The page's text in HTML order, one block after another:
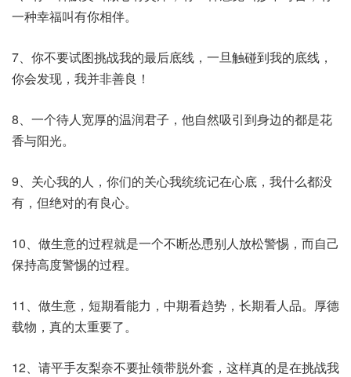
一种幸福叫有你相伴。
7、你不要试图挑战我的最后底线，一旦触碰到我的底线，
你会发现，我并非善良！
8、一个待人宽厚的温润君子，他自然吸引到身边的都是花
香与阳光。
9、关心我的人，你们的关心我统统记在心底，我什么都没
有，但绝对的有良心。
10、做生意的过程就是一个不断怂恿别人放松警惕，而自己
保持高度警惕的过程。
11、做生意，短期看能力，中期看趋势，长期看人品。厚德
载物，真的太重要了。
12、请平手友梨奈不要扯领带脱外套，这样真的是在挑战我